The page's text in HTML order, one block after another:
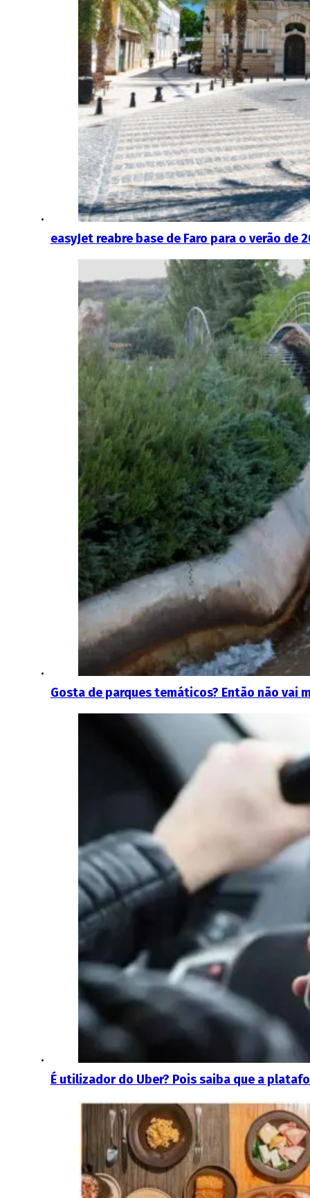
easyJet reabre base de Faro para o verão de
Gosta de parques temáticos? Então não vai
É utilizador do Uber? Pois saiba que a